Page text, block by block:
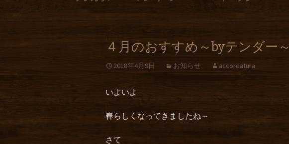
４月のおすすめ～byテンダー～
2018年4月9日 お知らせ accordatura
いよいよ
春らしくなってきましたね～
さて